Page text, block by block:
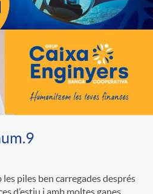
piles ben carregades després
d’estiu i amb moltes ganes